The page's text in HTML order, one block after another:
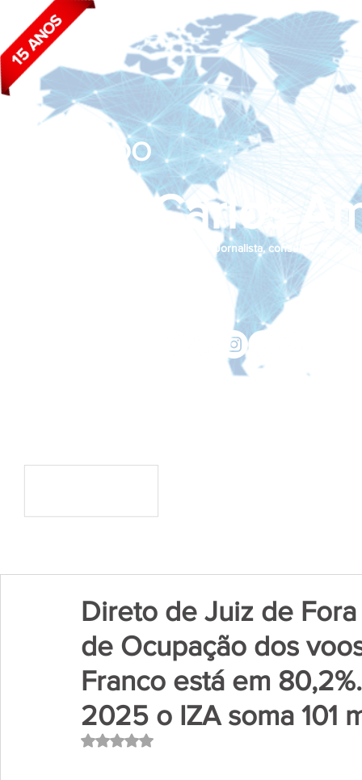
João Carlos
BLOG DO
Jornalista, consultor de
Direto de Juiz de
de Ocupação dos
Franco está em
2025 o IZA soma 101
Avaliado com NaN de 5 estrelas.